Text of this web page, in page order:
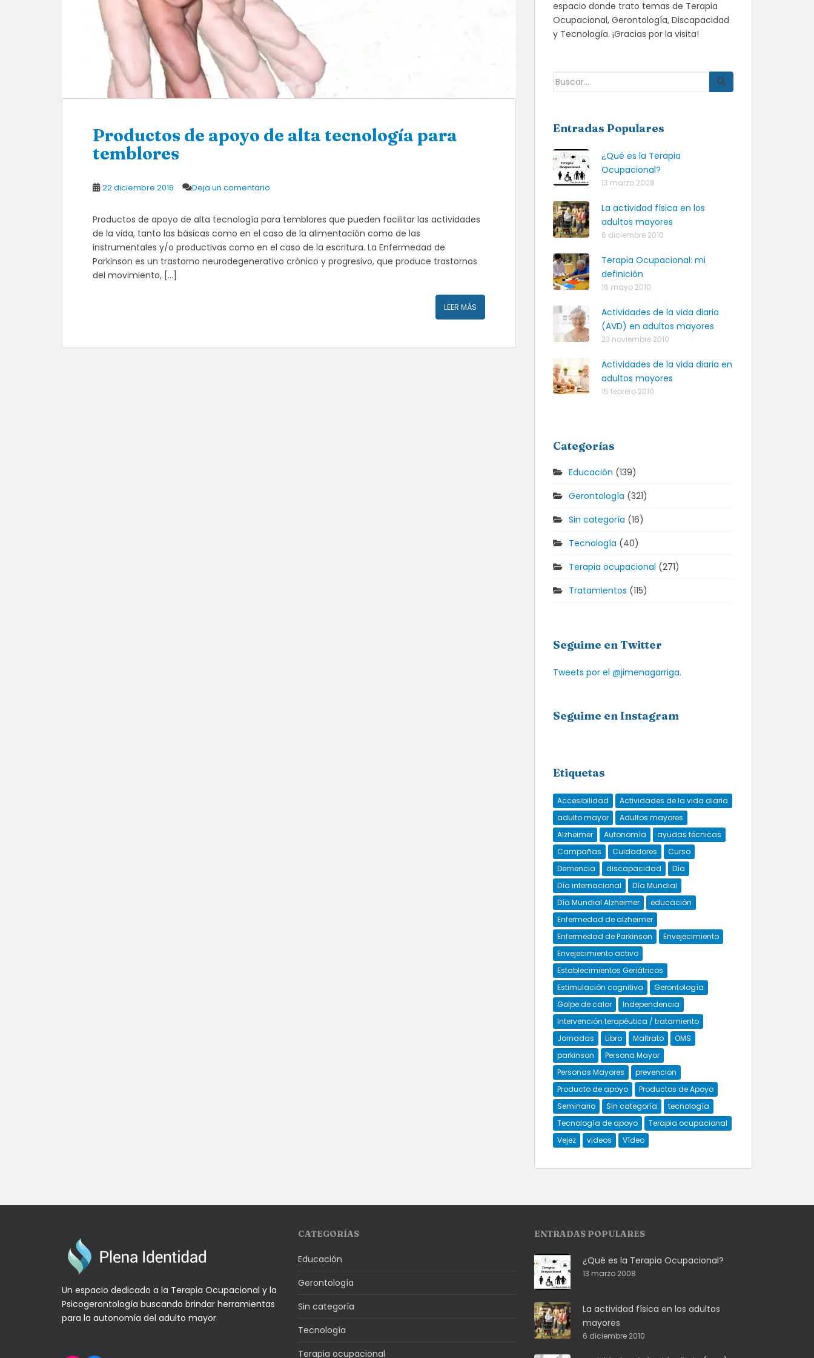
Productos de apoyo de alta tecnología para
temblores
22 diciembre 2016 Deja un comentario
Productos de apoyo de alta tecnología para temblores que pueden facilitar las actividades
de la vida, tanto las básicas como en el caso de la alimentación como de las
instrumentales y/o productivas como en el caso de la escritura. La Enfermedad de
Parkinson es un trastorno neurodegenerativo crónico y progresivo, que produce trastornos
del movimiento, […]
LEER MÁS
espacio donde trato temas de Terapia
Ocupacional, Gerontología, Discapacidad
y Tecnología. ¡Gracias por la visita!
Buscar:
Entradas Populares
¿Qué es la Terapia
Ocupacional?
13 marzo 2008
La actividad física en los
adultos mayores
6 diciembre 2010
Terapia Ocupacional: mi
definición
16 mayo 2010
Actividades de la vida diaria
(AVD) en adultos mayores
23 noviembre 2010
Actividades de la vida diaria en
adultos mayores
15 febrero 2010
Categorías
Educación (139)
Gerontología (321)
Sin categoría (16)
Tecnología (40)
Terapia ocupacional (271)
Tratamientos (115)
Seguime en Twitter
Tweets por el @jimenagarriga.
Seguime en Instagram
Etiquetas
Accesibilidad
Actividades de la vida diaria
adulto mayor
Adultos mayores
Alzheimer
Autonomía
ayudas técnicas
Campañas
Cuidadores
Curso
Demencia
discapacidad
Día
Día internacional
Día Mundial
Día Mundial Alzheimer
educación
Enfermedad de alzheimer
Enfermedad de Parkinson
Envejecimiento
Envejecimiento activo
Establecimientos Geriátricos
Estimulación cognitiva
Gerontología
Golpe de calor
Independencia
Intervención terapéutica / tratamiento
Jornadas
Libro Maltrato
OMS
parkinson
Persona Mayor
Personas Mayores
prevencion
Producto de apoyo
Productos de Apoyo
Seminario
Sin categoría
tecnología
Tecnología de apoyo
Terapia ocupacional
Vejez
videos Vídeo
Un espacio dedicado a la Terapia Ocupacional y la
Psicogerontología buscando brindar herramientas
para la autonomía del adulto mayor
CATEGORÍAS
Educación
Gerontología
Sin categoría
Tecnología
Terapia ocupacional
ENTRADAS POPULARES
¿Qué es la Terapia Ocupacional?
13 marzo 2008
La actividad física en los adultos
mayores
6 diciembre 2010